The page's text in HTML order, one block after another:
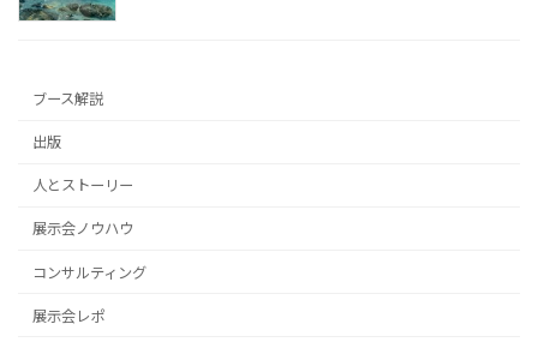
ブース解説
出版
人とストーリー
展示会ノウハウ
コンサルティング
展示会レポ